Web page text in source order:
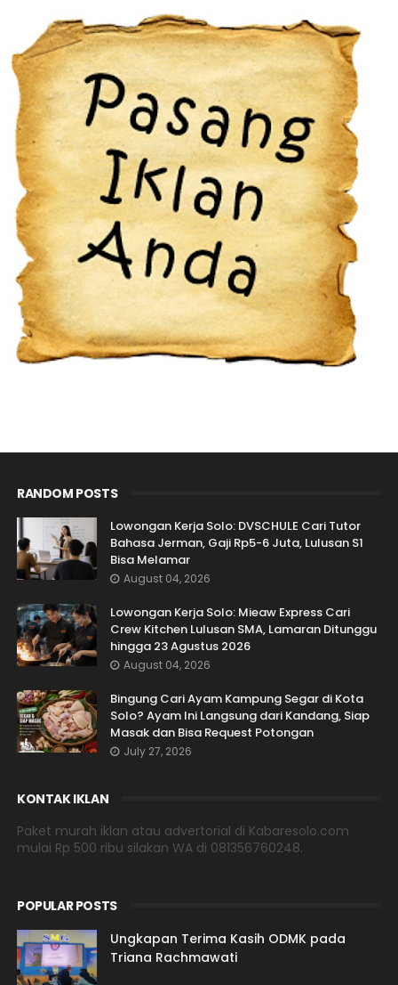
RANDOM POSTS
Lowongan Kerja Solo: DVSCHULE Cari Tutor
Bahasa Jerman, Gaji Rp5-6 Juta, Lulusan S1
Bisa Melamar
August 04, 2026
Lowongan Kerja Solo: Mieaw Express Cari
Crew Kitchen Lulusan SMA, Lamaran Ditunggu
hingga 23 Agustus 2026
August 04, 2026
Bingung Cari Ayam Kampung Segar di Kota
Solo? Ayam Ini Langsung dari Kandang, Siap
Masak dan Bisa Request Potongan
July 27, 2026
KONTAK IKLAN
Paket murah iklan atau advertorial di Kabaresolo.com
mulai Rp 500 ribu silakan WA di 081356760248.
POPULAR POSTS
Ungkapan Terima Kasih ODMK pada
Triana Rachmawati